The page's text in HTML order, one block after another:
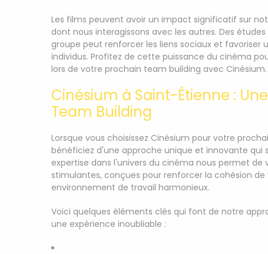
Les films peuvent avoir un impact significatif sur
dont nous interagissons avec les autres. Des
groupe peut renforcer les liens sociaux et favoriser
individus. Profitez de cette puissance du cinéma
lors de votre prochain team building avec Cinésium.
Cinésium à Saint-Étienne :
Team Building
Lorsque vous choisissez Cinésium pour votre
bénéficiez d'une approche unique et innovante qui
expertise dans l'univers du cinéma nous permet de
stimulantes, conçues pour renforcer la cohésion
environnement de travail harmonieux.
Voici quelques éléments clés qui font de notre
une expérience inoubliable :